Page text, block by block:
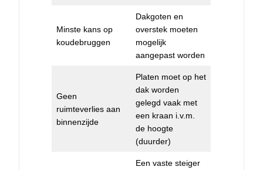
Minste kans op
koudebruggen
Dakgoten en
overstek moeten
mogelijk
aangepast worden
Geen
ruimteverlies aan
binnenzijde
Platen moet op het
dak worden
gelegd vaak met
een kraan i.v.m.
de hoogte
(duurder)
Een vaste steiger